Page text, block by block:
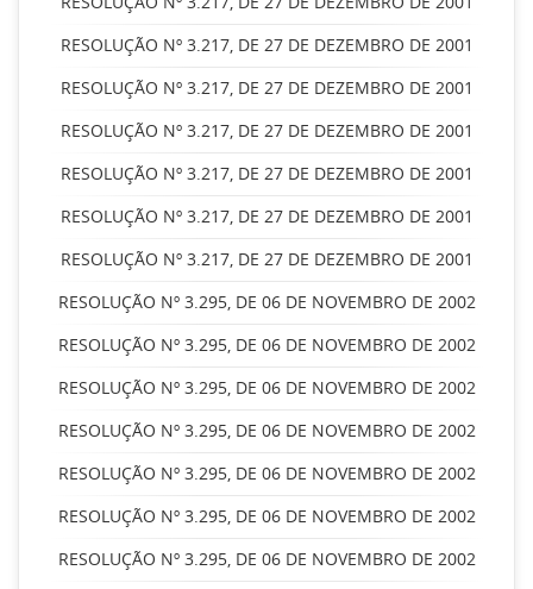
RESOLUÇÃO Nº 3.217, DE 27 DE DEZEMBRO DE 2001
RESOLUÇÃO Nº 3.217, DE 27 DE DEZEMBRO DE 2001
RESOLUÇÃO Nº 3.217, DE 27 DE DEZEMBRO DE 2001
RESOLUÇÃO Nº 3.217, DE 27 DE DEZEMBRO DE 2001
RESOLUÇÃO Nº 3.217, DE 27 DE DEZEMBRO DE 2001
RESOLUÇÃO Nº 3.217, DE 27 DE DEZEMBRO DE 2001
RESOLUÇÃO Nº 3.295, DE 06 DE NOVEMBRO DE 2002
RESOLUÇÃO Nº 3.295, DE 06 DE NOVEMBRO DE 2002
RESOLUÇÃO Nº 3.295, DE 06 DE NOVEMBRO DE 2002
RESOLUÇÃO Nº 3.295, DE 06 DE NOVEMBRO DE 2002
RESOLUÇÃO Nº 3.295, DE 06 DE NOVEMBRO DE 2002
RESOLUÇÃO Nº 3.295, DE 06 DE NOVEMBRO DE 2002
RESOLUÇÃO Nº 3.295, DE 06 DE NOVEMBRO DE 2002